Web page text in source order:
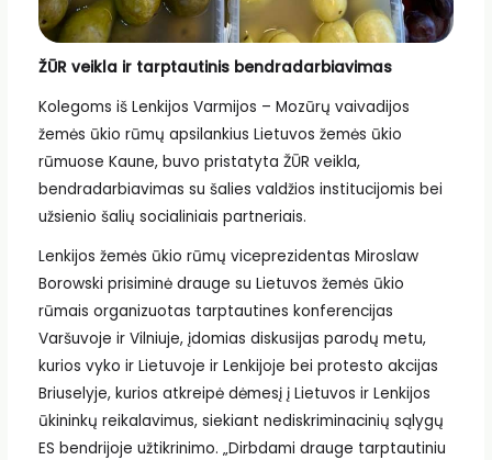
ŽŪR veikla ir tarptautinis bendradarbiavimas
Kolegoms iš Lenkijos Varmijos – Mozūrų vaivadijos
žemės ūkio rūmų apsilankius Lietuvos žemės ūkio
rūmuose Kaune, buvo pristatyta ŽŪR veikla,
bendradarbiavimas su šalies valdžios institucijomis bei
užsienio šalių socialiniais partneriais.
Lenkijos žemės ūkio rūmų viceprezidentas Miroslaw
Borowski prisiminė drauge su Lietuvos žemės ūkio
rūmais organizuotas tarptautines konferencijas
Varšuvoje ir Vilniuje, įdomias diskusijas parodų metu,
kurios vyko ir Lietuvoje ir Lenkijoje bei protesto akcijas
Briuselyje, kurios atkreipė dėmesį į Lietuvos ir Lenkijos
ūkininkų reikalavimus, siekiant nediskriminacinių sąlygų
ES bendrijoje užtikrinimo. „Dirbdami drauge tarptautiniu